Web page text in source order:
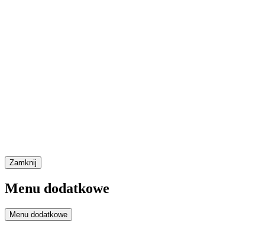
Zamknij
Menu dodatkowe
Menu dodatkowe